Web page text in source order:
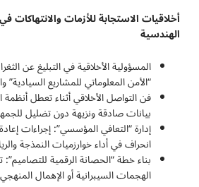
أخلاقيات الاستجابة للأزمات والانتهاكات
الهندسية
المسؤولية الأخلاقية في التبليغ عن
“الأمن المعلوماتي للمشاريع السيادية”
فن التواصل الأخلاقي أثناء تعطل أنظمة
بيانات صادقة ونزيهة دون تضليل
إدارة “التعافي المؤسسي”: إجراءات
انحراف في أداء خوارزميات النمذجة
بناء خطة “الحصانة الرقمية
الهجمات السيبرانية أو الإهمال